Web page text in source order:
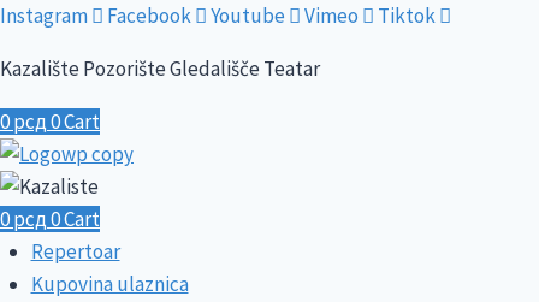
Skip
content
Instagram Facebook Youtube Vimeo
Tiktok
Kazalište Pozorište Gledališče Teatar
0рсд0Cart
0рсд0Cart
Repertoar
Kupovina ulaznica